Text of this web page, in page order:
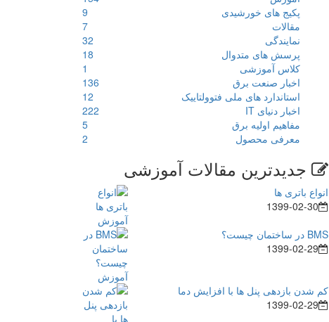
پکیج های خورشیدی
9
مقالات
7
نمایندگی
32
پرسش های متدوال
18
کلاس آموزشی
1
اخبار صنعت برق
136
استاندارد های ملی فتوولتاییک
12
اخبار دنیای IT
222
مفاهیم اولیه برق
5
معرفی محصول
2
جدیدترین مقالات آموزشی
انواع باتری ها
1399-02-30
BMS در ساختمان چیست؟
1399-02-29
کم شدن بازدهی پنل ها با افزایش دما
1399-02-29